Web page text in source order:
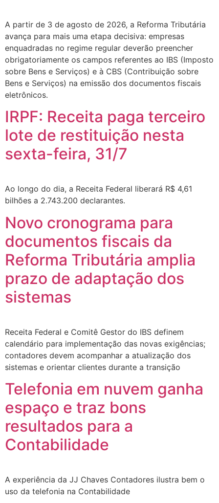
A partir de 3 de agosto de 2026, a Reforma Tributária
avança para mais uma etapa decisiva: empresas
enquadradas no regime regular deverão preencher
obrigatoriamente os campos referentes ao IBS (Imposto
sobre Bens e Serviços) e à CBS (Contribuição sobre
Bens e Serviços) na emissão dos documentos fiscais
eletrônicos.
IRPF: Receita paga terceiro
lote de restituição nesta
sexta-feira, 31/7
Ao longo do dia, a Receita Federal liberará R$ 4,61
bilhões a 2.743.200 declarantes.
Novo cronograma para
documentos fiscais da
Reforma Tributária amplia
prazo de adaptação dos
sistemas
Receita Federal e Comitê Gestor do IBS definem
calendário para implementação das novas exigências;
contadores devem acompanhar a atualização dos
sistemas e orientar clientes durante a transição
Telefonia em nuvem ganha
espaço e traz bons
resultados para a
Contabilidade
A experiência da JJ Chaves Contadores ilustra bem o
uso da telefonia na Contabilidade